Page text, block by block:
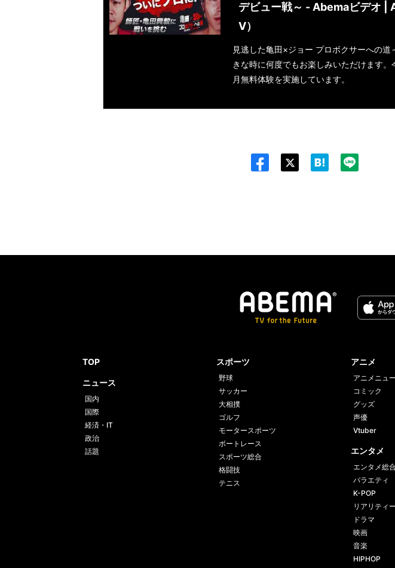
デビュー戦～ - Abemaビデオ |
V）
見逃した亀田×ジョー プロボクサーへの
きな時に何度でもお楽しみいただけます。
月無料体験を実施しています。
TOP
ニュース
国内
国際
経済・IT
政治
話題
スポーツ
野球
サッカー
大相撲
ゴルフ
モータースポーツ
ボートレース
スポーツ総合
格闘技
テニス
アニメ
アニメニュ
コミック
グッズ
声優
Vtuber
エンタメ
エンタメ総
バラエティ
K-POP
リアリティ
ドラマ
映画
音楽
HIPHOP